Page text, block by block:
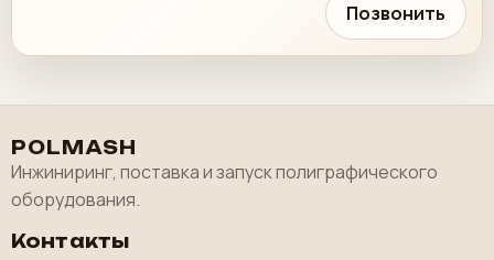
Позвонить
POLMASH
Инжиниринг, поставка и запуск полиграфического
оборудования.
Контакты